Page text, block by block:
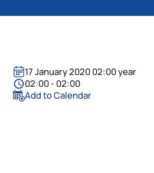
17 January 2020 02:00 year
02:00 - 02:00
Add to Calendar